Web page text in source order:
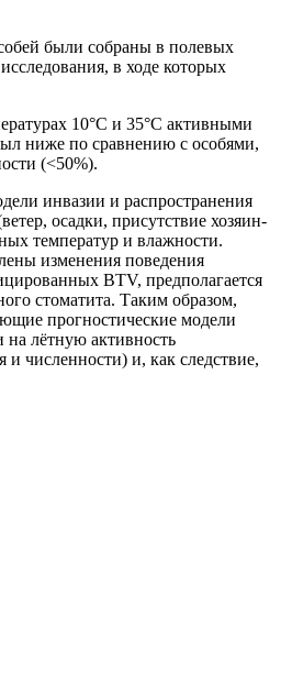
были собраны в полевых
в ходе которых
10°C и 35°C активными
ниже по сравнению с особями,
(<50%).
инвазии и распространения
осадки, присутствие хозяин-
температур и влажности.
изменения поведения
BTV, предполагается
стоматита. Таким образом,
прогностические модели
лётную активность
численности) и, как следствие,